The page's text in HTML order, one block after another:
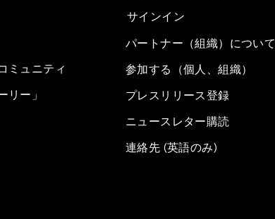
ミュニティ
リー」
サインイン
パートナー（組織）について
参加する（個人、組織）
プレスリリース登録
ニュースレター購読
連絡先 (英語のみ)